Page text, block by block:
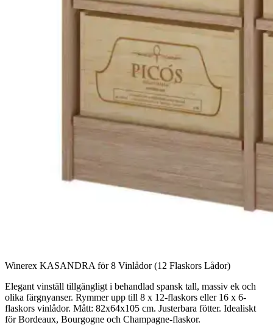
Winerex KASANDRA för 8 Vinlådor (12 Flaskors Lådor)
Elegant vinställ tillgängligt i behandlad spansk tall, massiv ek och
olika färgnyanser. Rymmer upp till 8 x 12-flaskors eller 16 x 6-
flaskors vinlådor. Mått: 82x64x105 cm. Justerbara fötter. Idealiskt
för Bordeaux, Bourgogne och Champagne-flaskor.